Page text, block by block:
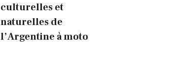
culturelles et
naturelles de
l’Argentine à moto